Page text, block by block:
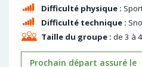
Difficulté physique :
Difficulté technique :
Taille du groupe : de 3 à
Prochain départ assuré le